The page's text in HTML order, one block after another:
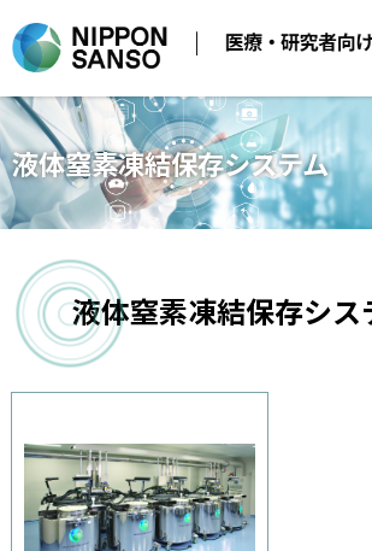
よくあるご質問
新規登録
メディカル事業
医療用ガス
医療機器
在宅医療
医療ガスパイピングシステム
バイオ機器
グループ関係会社
各種活動
学会・展示会
医療ガス／医療機器／在宅医療関連
バイオ機器関連
製品・関連情報
医療用ガス
在宅医療
医療ガスパイピングシステム
バイオ機器
開発・サポート
メディカル・テクニカル・サービスセン
山梨事業所
液体窒素凍結保存システム
液体窒素凍結保存シス